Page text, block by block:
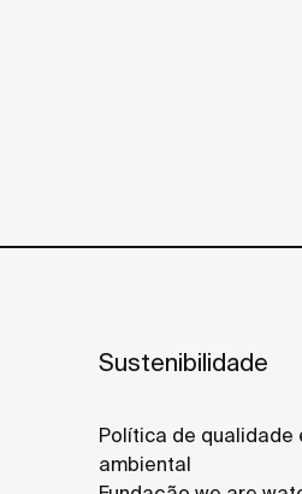
Sustenibilidade
Política de qualidade
ambiental